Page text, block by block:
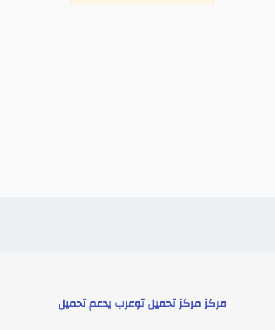
مركزمركز تحميل توعرب يدعمتحميل